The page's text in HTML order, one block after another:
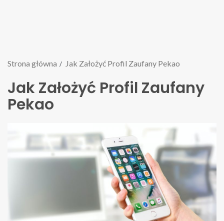
Strona główna Jak Założyć Profil Zaufany Pekao
Jak Założyć Profil Zaufany
Pekao